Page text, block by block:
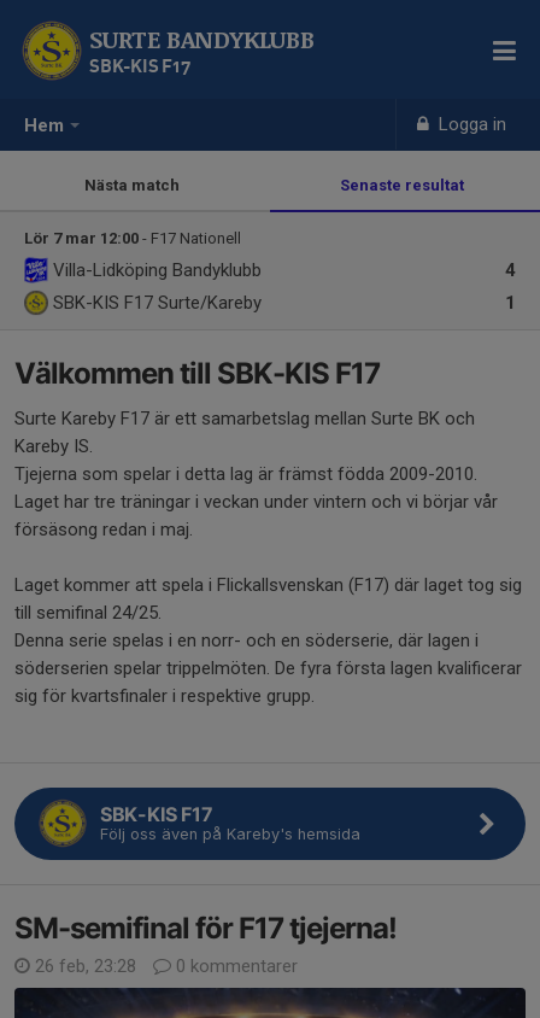
Hem Logga in
SURTE BANDYKLUBB
SBK-KIS F17
Nästa match Senaste resultat
Lör 7 mar 12:00 - F17 Nationell
4
Villa-Lidköping Bandyklubb
1
SBK-KIS F17 Surte/Kareby
Välkommen till SBK-KIS F17
Surte Kareby F17 är ett samarbetslag mellan Surte BK och
Kareby IS.
Tjejerna som spelar i detta lag är främst födda 2009-2010.
Laget har tre träningar i veckan under vintern och vi börjar vår
försäsong redan i maj.
Laget kommer att spela i Flickallsvenskan (F17) där laget tog sig
till semifinal 24/25.
Denna serie spelas i en norr- och en söderserie, där lagen i
söderserien spelar trippelmöten. De fyra första lagen kvalificerar
sig för kvartsfinaler i respektive grupp.
SBK-KIS F17
Följ oss även på Kareby's hemsida
SM-semifinal för F17 tjejerna!
26 feb, 23:28 0 kommentarer